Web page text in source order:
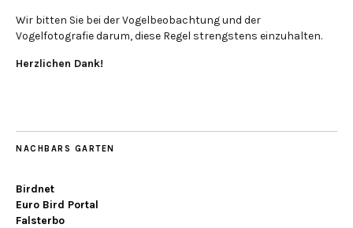
Wir bitten Sie bei der Vogelbeobachtung und der
Vogelfotografie darum, diese Regel strengstens einzuhalten.
Herzlichen Dank!
NACHBARS GARTEN
Birdnet
Euro Bird Portal
Falsterbo